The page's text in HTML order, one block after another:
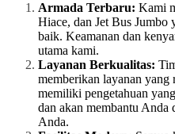
Armada Terbaru: Kami
Hiace, dan Jet Bus Jumbo
baik. Keamanan dan
utama kami.
Layanan Berkualitas:
memberikan layanan yang
memiliki pengetahuan
dan akan membantu Anda
Anda.